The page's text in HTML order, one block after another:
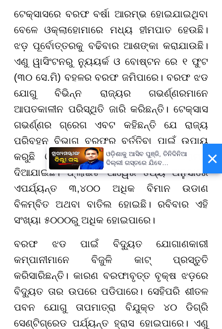
ଟେକ୍ସାସରେ ବରଫ ବର୍ଷା ଆରମ୍ଭ ହୋଇଯାଇଥିବା
ବେଳେ ଓକ୍ଲାହୋମାରେ ମଧ୍ୟ ହୀମପାତ ହେଉଛି।
ଝଡ଼ ପୂର୍ବୋତ୍ତରକୁ ବଢିବାର ଆଶଙ୍କା କରାଯାଉଛି।
ଏଣୁ ୱାସିଂଟନରୁ ନ୍ୟୁୟର୍କ ଓ ବୋଷ୍ଟନ ରେ ୧ ଫୁଟ
(୩୦ ସେ.ମି) ବହଳର ବରଫ ଜମିପାରେ। ବରଫ ଝଡ
ଯୋଗୁ ବିଭିନ୍ନ ରାଜ୍ୟର ଗଭର୍ଣ୍ଣରମାନେ
ଆପତକାଳୀନ ପରିସ୍ଥିତି ଜାରି କରିଛନ୍ତି। ଟେକ୍ସାସ
ଗଭର୍ଣ୍ଣର ଗ୍ରେଗ ଏବଟ କହିଛନ୍ତି ଯେ ରାଜ୍ୟ
ପରିବହନ ବିଭାଗ ବରଫରୁ ବର୍ତ୍ତିବା ପାଇଁ ଉପାୟ
କରୁଛି ଓ ଲୋକଙ୍କୁ ଘରେ ରହିବାକୁ ପରାମର୍ଶ
ଦିଆଯାଇଛି। ଫ୍ଲାଇଟ ଆୱେର ତଥ୍ୟ ଅନୁସାରେ
ଏପର୍ଯ୍ୟନ୍ତ ୩,୪୦୦ ଅଧିକ ବିମାନ ଉଡାଣ
ବିଳମ୍ବିତ ଅଥବା ବାତିଲ ହୋଇଛି। ରବିବାର ଏହି
ସଂଖ୍ୟା ୫୦୦୦ରୁ ଅଧିକ ହୋଇପାରେ।
ବରଫ ଝଡ ପାଇଁ ବିଦ୍ୟୁତ ଯୋଗାଣକାରୀ
କମ୍ପାନୀମାନେ ବିଜୁଳି କାଟ୍ ପ୍ରସ୍ତୁତି
କରିସାରିଛନ୍ତି। କାରଣ ବରଫାବୃତ୍ତ ବୃକ୍ଷ ଝଡ଼ରେ
ବିଦ୍ୟୁତ ତାର ଉପରେ ପଡିପାରେ। ସେହିପରି ଶୀତଳ
ପବନ ଯୋଗୁ ତାପମାତ୍ରା ବିଯୁକ୍ତ ୪୦ ଡିଗ୍ରି
ସେଣ୍ଟିଗ୍ରେଡ ପର୍ଯ୍ୟନ୍ତ ହ୍ରାସ ହୋଇପାରେ। ଏଣୁ
×
ଓଡ଼ିଶାକୁ ଆସିବ ପୁଞ୍ଜି, ତିନିଦିନିଆ
ଦିଲ୍ଲୀ ଗସ୍ତରେ ଯିବେ